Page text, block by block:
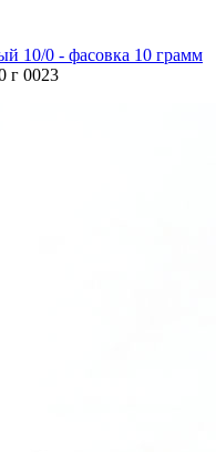
10/0 - фасовка 10 грамм
г 0023